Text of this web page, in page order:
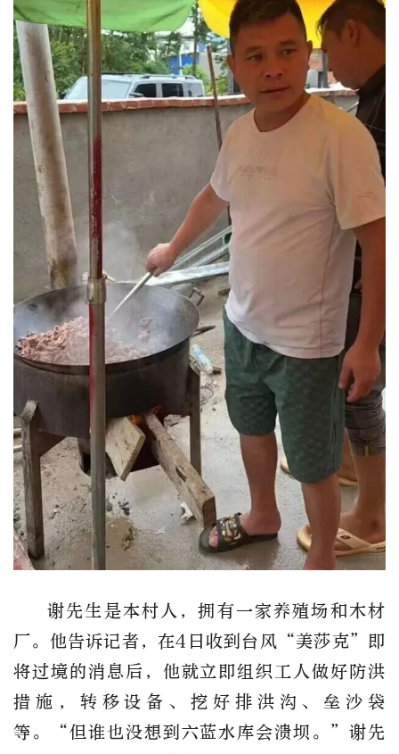
谢先生是本村人，拥有一家养殖场和木材
厂。他告诉记者，在4日收到台风“美莎克”即
将过境的消息后，他就立即组织工人做好防洪
措施，转移设备、挖好排洪沟、垒沙袋
等。“但谁也没想到六蓝水库会溃坝。”谢先